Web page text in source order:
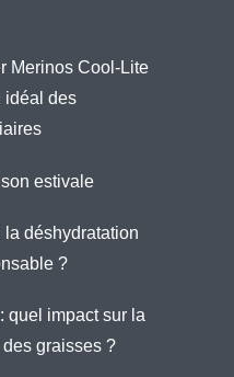
Merinos Cool-Lite
idéal des
estivale
la déshydratation
?
quel impact sur la
graisses ?